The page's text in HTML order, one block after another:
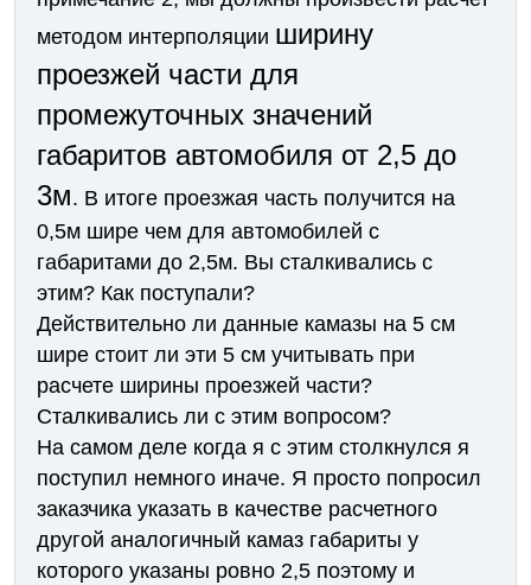
методом интерполяции ширину
проезжей части для
промежуточных значений
габаритов автомобиля от 2,5 до
3м. В итоге проезжая часть получится на
0,5м шире чем для автомобилей с
габаритами до 2,5м. Вы сталкивались с
этим? Как поступали?
Действительно ли данные камазы на 5 см
шире стоит ли эти 5 см учитывать при
расчете ширины проезжей части?
Сталкивались ли с этим вопросом?
На самом деле когда я с этим столкнулся я
поступил немного иначе. Я просто попросил
заказчика указать в качестве расчетного
другой аналогичный камаз габариты у
которого указаны ровно 2,5 поэтому и